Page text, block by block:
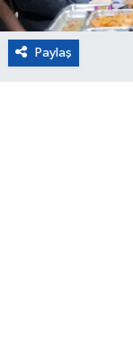
Paylaş
Turizm
Çevre